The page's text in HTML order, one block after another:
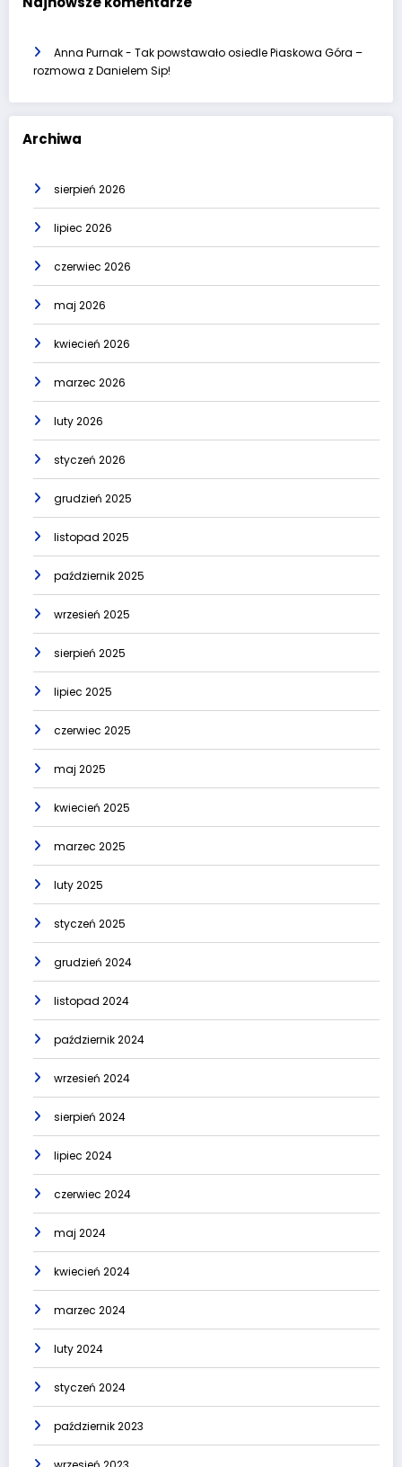
Anna Purnak- Tak powstawało osiedle Piaskowa Góra –
rozmowa z Danielem Sip!
Archiwa
sierpień 2026
lipiec 2026
czerwiec 2026
maj 2026
kwiecień 2026
marzec 2026
luty 2026
styczeń 2026
grudzień 2025
listopad 2025
październik 2025
wrzesień 2025
sierpień 2025
lipiec 2025
czerwiec 2025
maj 2025
kwiecień 2025
marzec 2025
luty 2025
styczeń 2025
grudzień 2024
listopad 2024
październik 2024
wrzesień 2024
sierpień 2024
lipiec 2024
czerwiec 2024
maj 2024
kwiecień 2024
marzec 2024
luty 2024
styczeń 2024
październik 2023